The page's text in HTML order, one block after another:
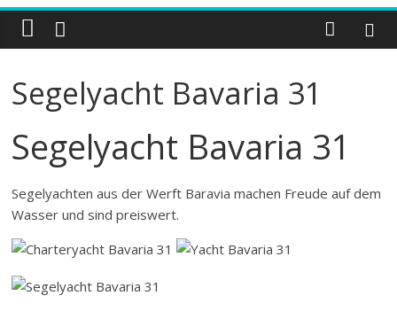
Segelyacht Bavaria 31
Segelyacht Bavaria 31
Segelyachten aus der Werft Baravia machen Freude auf dem
Wasser und sind preiswert.